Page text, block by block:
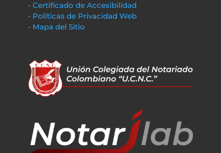
• Certificado de Accesibilidad
• Políticas de Privacidad Web
• Mapa del Sitio